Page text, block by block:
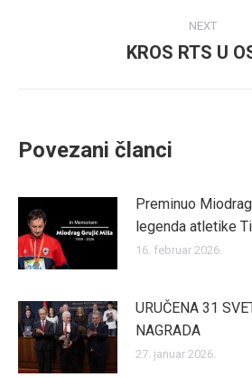
NEXT
Next
KROS RTS U
Povezani članci
Preminuo
legenda atletike
16. februar 2026.
URUČENA 31
NAGRADA
27. januar 2026.